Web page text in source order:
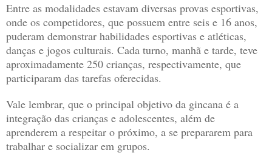
Entre as modalidades estavam diversas provas esportivas,
onde os competidores, que possuem entre seis e 16 anos,
puderam demonstrar habilidades esportivas e atléticas,
danças e jogos culturais. Cada turno, manhã e tarde, teve
aproximadamente 250 crianças, respectivamente, que
participaram das tarefas oferecidas.
Vale lembrar, que o principal objetivo da gincana é a
integração das crianças e adolescentes, além de
aprenderem a respeitar o próximo, a se prepararem para
trabalhar e socializar em grupos.